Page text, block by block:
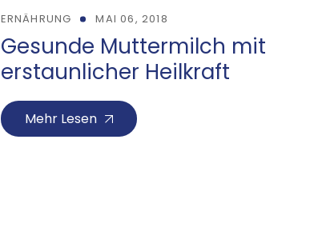
ERNÄHRUNG MAI 06, 2018
Gesunde Muttermilch mit
erstaunlicher Heilkraft
Mehr Lesen